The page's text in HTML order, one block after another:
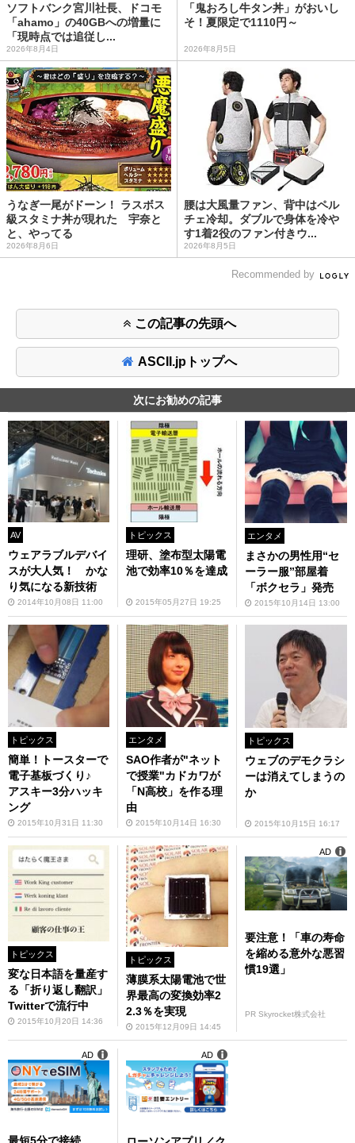
ソフトバンク宮川社長、ドコモ
「ahamo」の40GBへの増量に
「現時点では追従し...
2026年8月4日
「鬼おろし牛タン丼」がおいし
そ！夏限定で1110円～
2026年8月5日
うなぎ一尾がドーン！ ラスボス
級スタミナ丼が現れた 宇奈と
と、やってる
2026年8月6日
腰は大風量ファン、背中はペル
チェ冷却。ダブルで身体を冷や
す1着2役のファン付きウ...
2026年8月5日
Recommended by
この記事の先頭へ
ASCII.jpトップへ
次にお勧めの記事
AV
ウェアラブルデバイ
スが大人気！ かな
り気になる新技術
2014年10月08日 11:00
トピックス
理研、塗布型太陽電
池で効率10％を達成
2015年05月27日 19:25
エンタメ
まさかの男性用“セ
ーラー服”部屋着
「ボクセラ」発売
2015年10月14日 13:00
トピックス
簡単！トースターで
電子基板づくり♪
アスキー3分ハッキ
ング
2015年10月31日 11:30
エンタメ
SAO作者が"ネット
で授業"カドカワが
「N高校」を作る理
由
2015年10月14日 16:30
トピックス
ウェブのデモクラシ
ーは消えてしまうの
か
2015年10月15日 16:17
トピックス
変な日本語を量産す
る「折り返し翻訳」
Twitterで流行中
2015年10月20日 14:36
トピックス
薄膜系太陽電池で世
界最高の変換効率2
2.3％を実現
2015年12月09日 14:45
要注意！「車の寿命
を縮める意外な悪習
慣19選」
PR Skyrocket株式会社
AD
AD AD